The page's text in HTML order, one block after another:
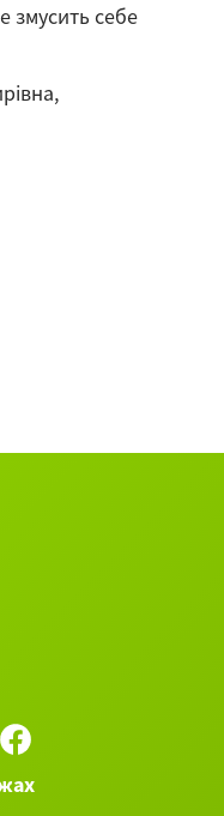
змусить себе